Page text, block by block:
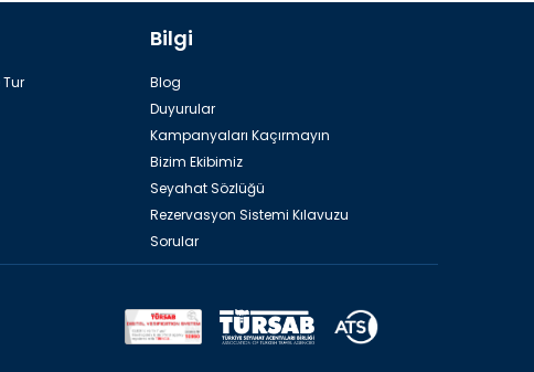
Bilgi
Blog
Duyurular
Kampanyaları Kaçırmayın
Bizim Ekibimiz
Seyahat Sözlüğü
Rezervasyon Sistemi Kılavuzu
Sorular